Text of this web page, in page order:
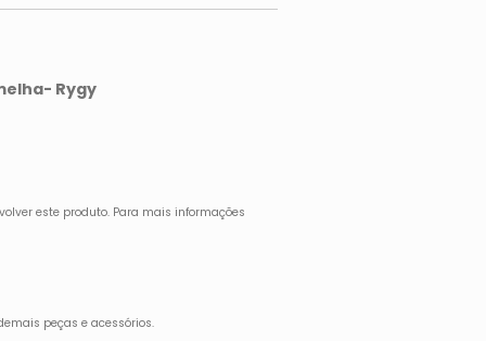
Rygy
este produto. Para mais informações
peças e acessórios.